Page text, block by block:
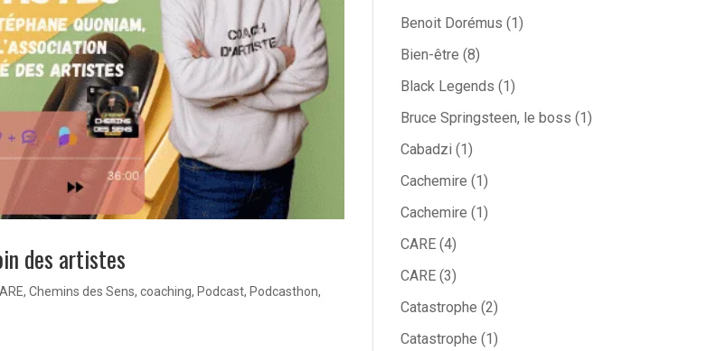
des artistes
,Chemins des Sens,coaching,Podcast,Podcasthon,
Benoit Dorémus (1)
Bien-être (8)
Black Legends (1)
Bruce Springsteen, le boss (1)
Cabadzi (1)
Cachemire (1)
Cachemire (1)
CARE(4)
CARE(3)
Catastrophe (2)
Catastrophe (1)